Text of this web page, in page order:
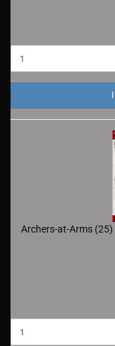
Archers-at-Arms (25)